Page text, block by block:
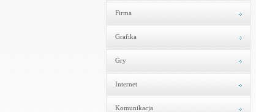
Firma
Grafika
Gry
Internet
Komunikacja